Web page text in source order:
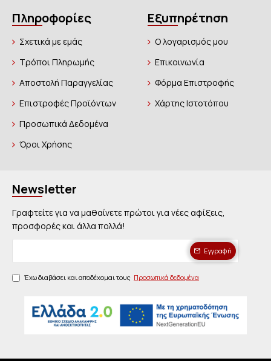
Πληροφορίες
Σχετικά με εμάς
Τρόποι Πληρωμής
Αποστολή Παραγγελίας
Επιστροφές Προϊόντων
Προσωπικά Δεδομένα
Όροι Χρήσης
Εξυπηρέτηση
Ο λογαρισμός μου
Επικοινωνία
Φόρμα Επιστροφής
Χάρτης Ιστοτόπου
Newsletter
Γραφτείτε για να μαθαίνετε πρώτοι για νέες αφίξεις,
προσφορές και άλλα πολλά!
Εγγραφή
Έχω διαβάσει και αποδέχομαι τους Προσωπικά δεδομένα